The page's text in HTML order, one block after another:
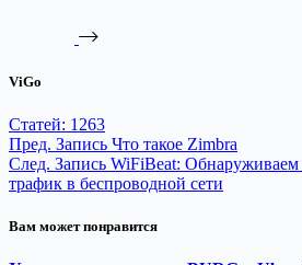
ViGo
Статей: 1263
Пред. Запись Что такое Zimbra
След. Запись WiFiBeat: Обнаруживаем
трафик в беспроводной сети
Вам может понравится